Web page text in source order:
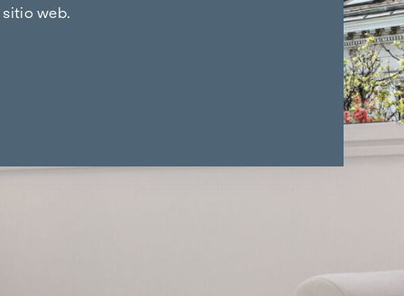
web.